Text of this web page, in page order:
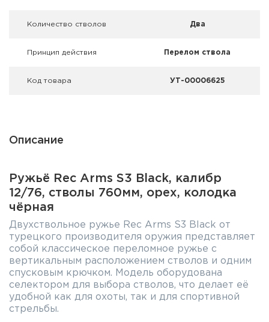
Количество стволов Два
Принцип действия Перелом ствола
Код товара УТ-00006625
Описание
Ружьё Rec Arms S3 Black, калибр
12/76, стволы 760мм, орех, колодка
чёрная
Двухствольное ружье Rec Arms S3 Black от
турецкого производителя оружия представляет
собой классическое переломное ружье с
вертикальным расположением стволов и одним
спусковым крючком. Модель оборудована
селектором для выбора стволов, что делает её
удобной как для охоты, так и для спортивной
стрельбы.